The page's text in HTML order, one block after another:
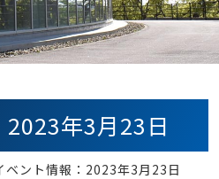
年3月23日
ベント情報：2023年3月23日